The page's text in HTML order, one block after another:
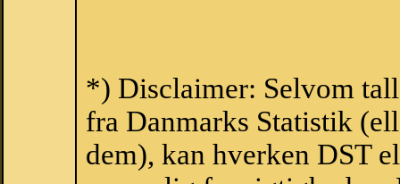
*) Disclaimer: Selvom
fra Danmarks Statistik
dem), kan hverken DST